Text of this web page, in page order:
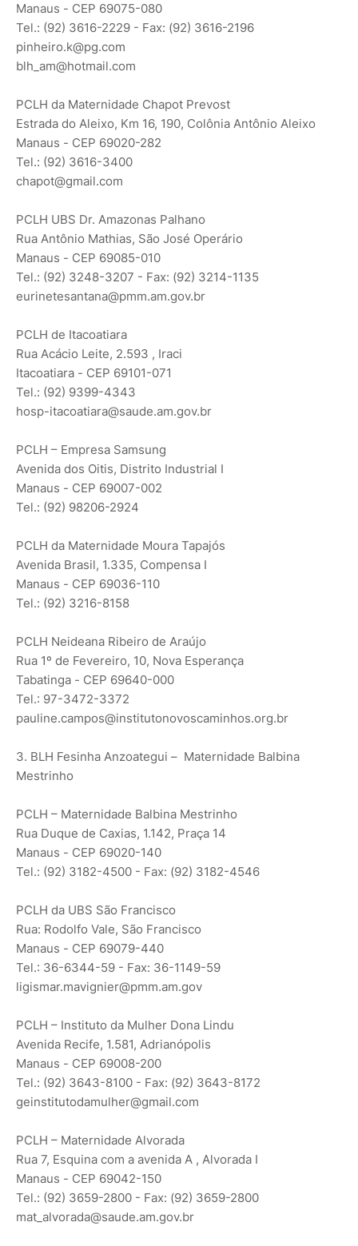
Manaus - CEP 69075-080
Tel.: (92) 3616-2229 - Fax: (92) 3616-2196
pinheiro.k@pg.com
blh_am@hotmail.com
PCLH da Maternidade Chapot Prevost
Estrada do Aleixo, Km 16, 190, Colônia Antônio Aleixo
Manaus - CEP 69020-282
Tel.: (92) 3616-3400
chapot@gmail.com
PCLH UBS Dr. Amazonas Palhano
Rua Antônio Mathias, São José Operário
Manaus - CEP 69085-010
Tel.: (92) 3248-3207 - Fax: (92) 3214-1135
eurinetesantana@pmm.am.gov.br
PCLH de Itacoatiara
Rua Acácio Leite, 2.593 , Iraci
Itacoatiara - CEP 69101-071
Tel.: (92) 9399-4343
hosp-itacoatiara@saude.am.gov.br
PCLH – Empresa Samsung
Avenida dos Oitis, Distrito Industrial I
Manaus - CEP 69007-002
Tel.: (92) 98206-2924
PCLH da Maternidade Moura Tapajós
Avenida Brasil, 1.335, Compensa I
Manaus - CEP 69036-110
Tel.: (92) 3216-8158
PCLH Neideana Ribeiro de Araújo
Rua 1º de Fevereiro, 10, Nova Esperança
Tabatinga - CEP 69640-000
Tel.: 97-3472-3372
pauline.campos@institutonovoscaminhos.org.br
3. BLH Fesinha Anzoategui – Maternidade Balbina
Mestrinho
PCLH – Maternidade Balbina Mestrinho
Rua Duque de Caxias, 1.142, Praça 14
Manaus - CEP 69020-140
Tel.: (92) 3182-4500 - Fax: (92) 3182-4546
PCLH da UBS São Francisco
Rua: Rodolfo Vale, São Francisco
Manaus - CEP 69079-440
Tel.: 36-6344-59 - Fax: 36-1149-59
ligismar.mavignier@pmm.am.gov
PCLH – Instituto da Mulher Dona Lindu
Avenida Recife, 1.581, Adrianópolis
Manaus - CEP 69008-200
Tel.: (92) 3643-8100 - Fax: (92) 3643-8172
geinstitutodamulher@gmail.com
PCLH – Maternidade Alvorada
Rua 7, Esquina com a avenida A , Alvorada I
Manaus - CEP 69042-150
Tel.: (92) 3659-2800 - Fax: (92) 3659-2800
mat_alvorada@saude.am.gov.br